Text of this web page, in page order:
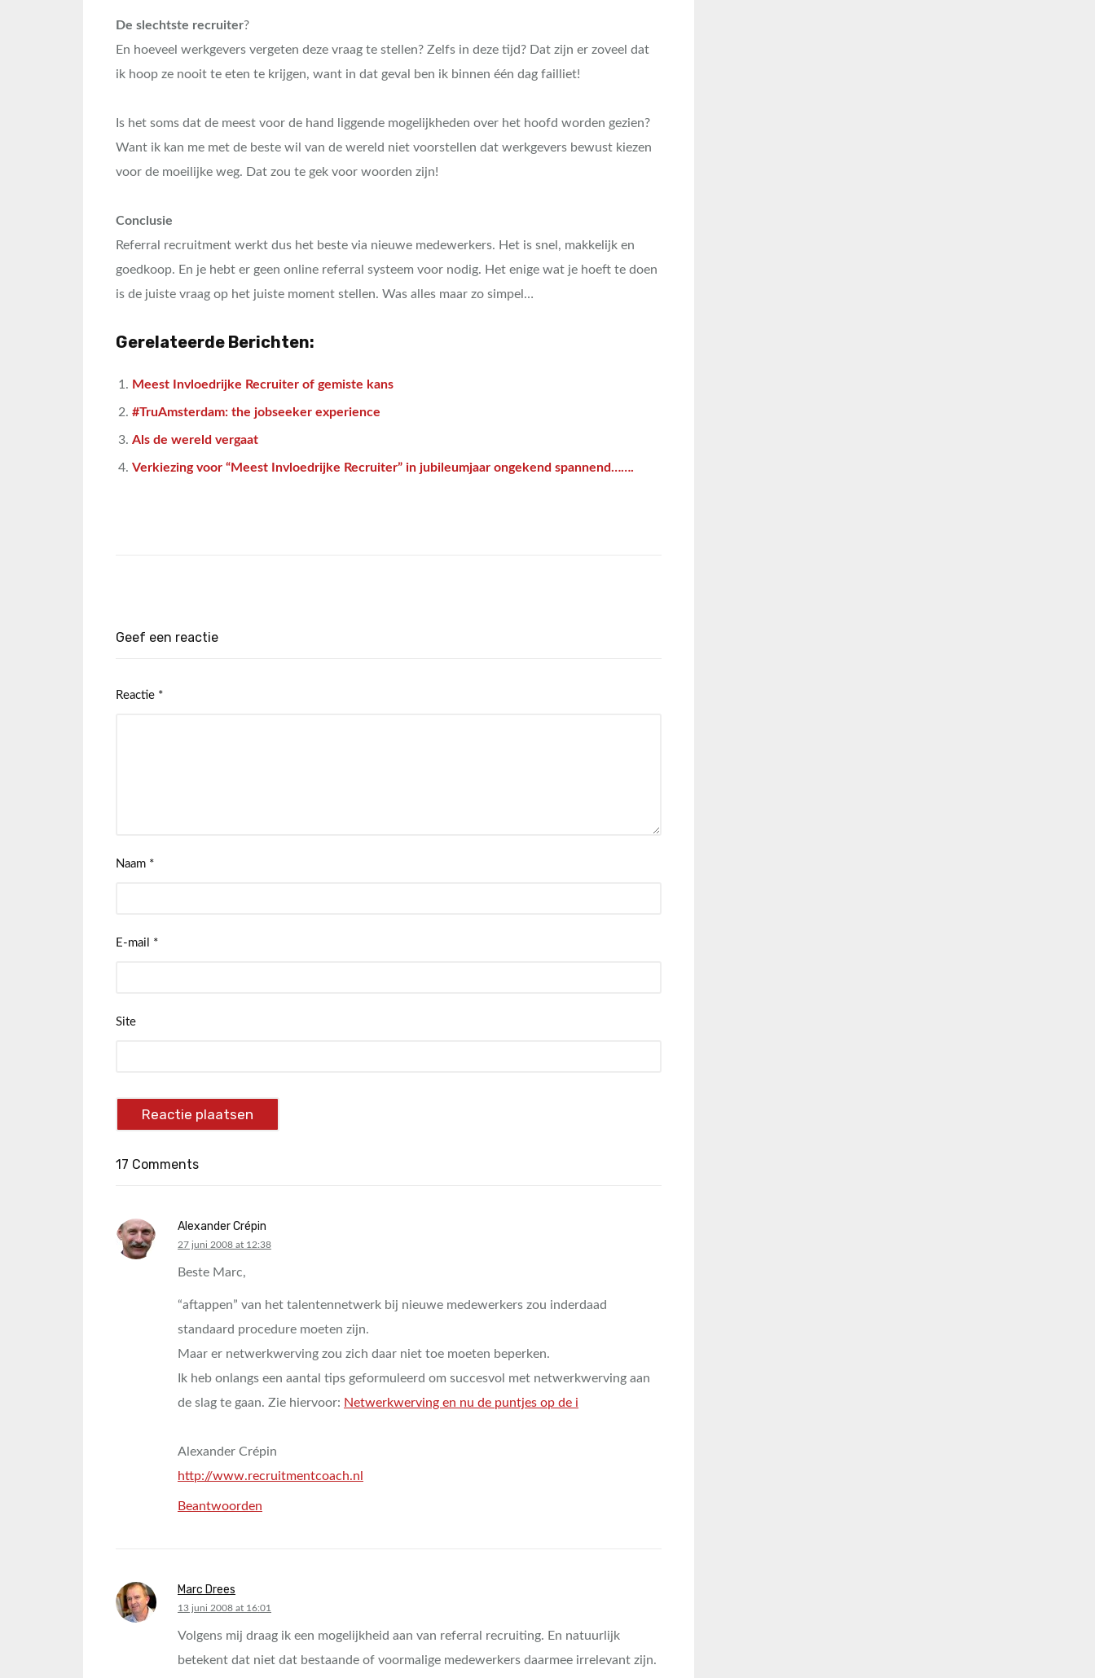
De slechtste recruiter?
En hoeveel werkgevers vergeten deze vraag te stellen? Zelfs in deze tijd? Dat zijn er zoveel dat
ik hoop ze nooit te eten te krijgen, want in dat geval ben ik binnen één dag failliet!
Is het soms dat de meest voor de hand liggende mogelijkheden over het hoofd worden gezien?
Want ik kan me met de beste wil van de wereld niet voorstellen dat werkgevers bewust kiezen
voor de moeilijke weg. Dat zou te gek voor woorden zijn!
Conclusie
Referral recruitment werkt dus het beste via nieuwe medewerkers. Het is snel, makkelijk en
goedkoop. En je hebt er geen online referral systeem voor nodig. Het enige wat je hoeft te doen
is de juiste vraag op het juiste moment stellen. Was alles maar zo simpel…
Gerelateerde Berichten:
Meest Invloedrijke Recruiter of gemiste kans
#TruAmsterdam: the jobseeker experience
Als de wereld vergaat
Verkiezing voor “Meest Invloedrijke Recruiter” in jubileumjaar ongekend spannend…….
Geef een reactie
Reactie *
Naam *
E-mail *
Site
17 Comments
Alexander Crépin
says:
27 juni 2008 at 12:38
Beste Marc,
“aftappen” van het talentennetwerk bij nieuwe medewerkers zou inderdaad
standaard procedure moeten zijn.
Maar er netwerkwerving zou zich daar niet toe moeten beperken.
Ik heb onlangs een aantal tips geformuleerd om succesvol met netwerkwerving aan
de slag te gaan. Zie hiervoor: Netwerkwerving en nu de puntjes op de i
Alexander Crépin
http://www.recruitmentcoach.nl
Beantwoorden
Marc Drees
says:
13 juni 2008 at 16:01
Volgens mij draag ik een mogelijkheid aan van referral recruiting. En natuurlijk
betekent dat niet dat bestaande of voormalige medewerkers daarmee irrelevant zijn.